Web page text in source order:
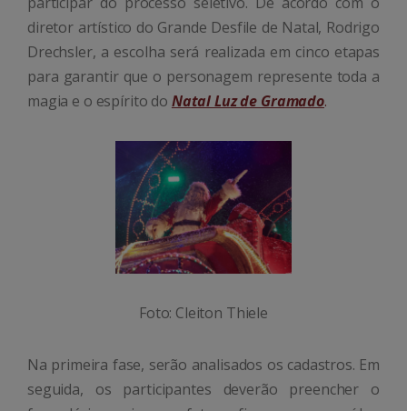
diretor artístico do Grande Desfile de Natal, Rodrigo
Drechsler, a escolha será realizada em cinco etapas
para garantir que o personagem represente toda a
magia e o espírito do Natal Luz de Gramado.
Foto: Cleiton Thiele
Na primeira fase, serão analisados os cadastros. Em
seguida, os participantes deverão preencher o